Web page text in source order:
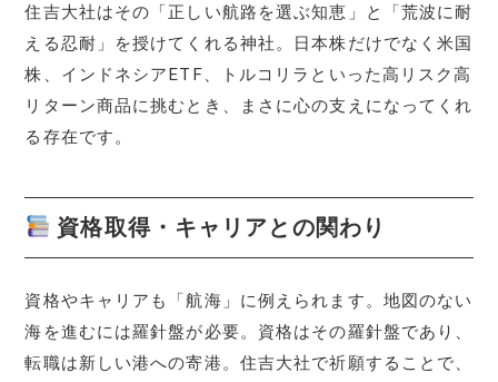
住吉大社はその「正しい航路を選ぶ知恵」と「荒波に耐
える忍耐」を授けてくれる神社。日本株だけでなく米国
株、インドネシアETF、トルコリラといった高リスク高
リターン商品に挑むとき、まさに心の支えになってくれ
る存在です。
資格取得・キャリアとの関わり
資格やキャリアも「航海」に例えられます。地図のない
海を進むには羅針盤が必要。資格はその羅針盤であり、
転職は新しい港への寄港。住吉大社で祈願することで、